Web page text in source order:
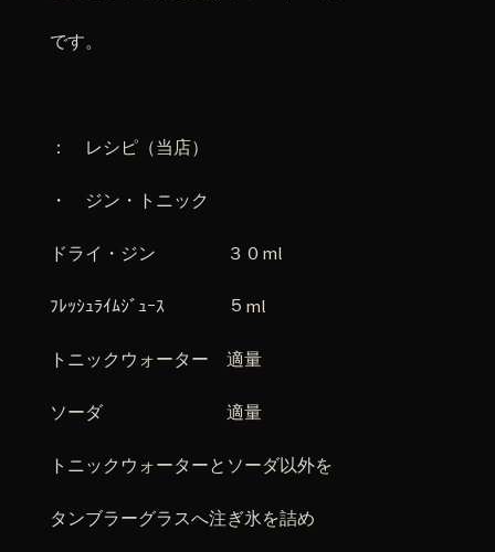
です。
： レシピ（当店）
・ ジン・トニック
ドライ・ジン ３０ml
ﾌﾚｯｼｭﾗｲﾑｼﾞｭｰｽ ５ml
トニックウォーター 適量
ソーダ 適量
トニックウォーターとソーダ以外を
タンブラーグラスへ注ぎ氷を詰め